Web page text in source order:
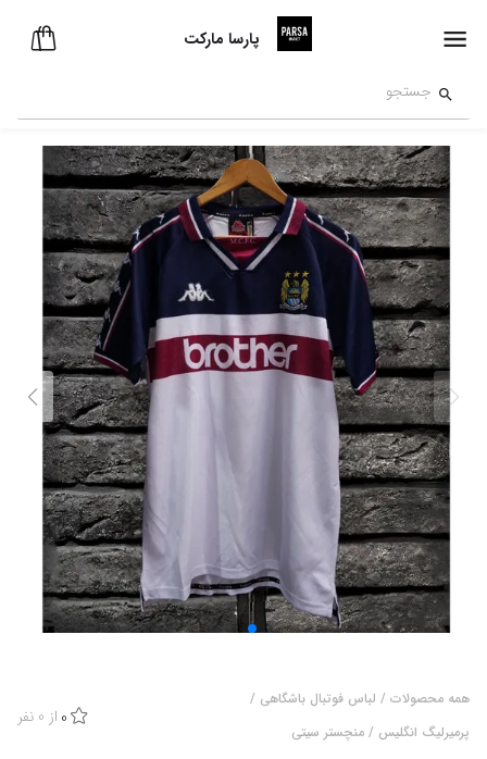
پارسا مارکت
همه محصولات / لباس فوتبال باشگاهی /
پرمیرلیگ انگلیس / منچستر سیتی
0 از 0 نفر